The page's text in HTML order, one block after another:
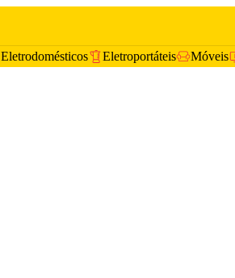
Eletrodomésticos Eletroportáteis Móveis